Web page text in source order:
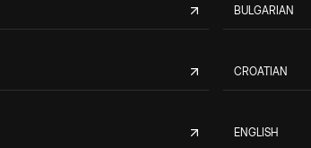
BULGARIAN
CROATIAN
ENGLISH